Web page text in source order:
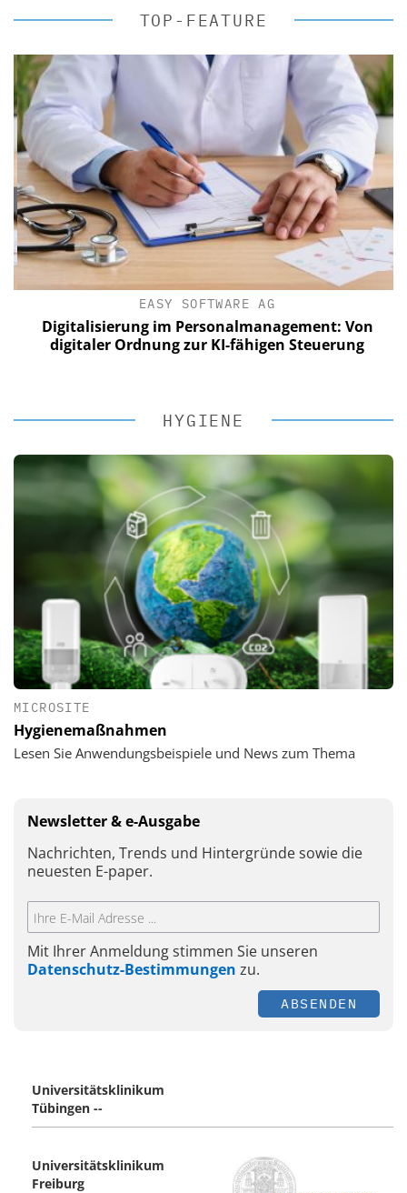
TOP-FEATURE
EASY SOFTWARE AG
Digitalisierung im Personalmanagement: Von
digitaler Ordnung zur KI-fähigen Steuerung
HYGIENE
MICROSITE
Hygienemaßnahmen
Lesen Sie Anwendungsbeispiele und News zum Thema
Newsletter & e-Ausgabe
Nachrichten, Trends und Hintergründe sowie die
neuesten E-paper.
Mit Ihrer Anmeldung stimmen Sie unseren
Datenschutz-Bestimmungen zu.
ABSENDEN
Universitätsklinikum
Tübingen --
Universitätsklinikum
Freiburg